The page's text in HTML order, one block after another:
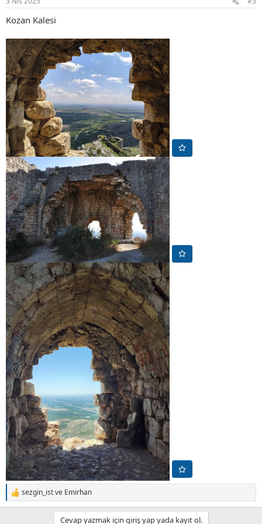
Kozan Kalesi
T
e
sezgin_istve Emirhan
Cevap yazmak için giriş yap yada kayıt ol.